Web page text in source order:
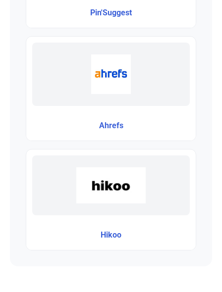
Pin'Suggest
Ahrefs
Hikoo